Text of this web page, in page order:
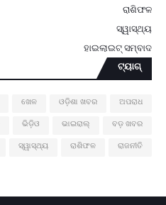
ରାଶିଫଳ
ସ୍ୱାସ୍ଥ୍ୟ
ହାଇଲାଇଟ୍ ସମ୍ବାଦ
ଟ୍ୟାଗ୍
ଅପରାଧ
ଓଡ଼ିଶା ଖବର
ଖେଳ
ବଡ଼ ଖବର
ଭାଇରାଲ୍
ଭିଡ଼ିଓ
ରାଜନୀତି
ରାଶିଫଳ
ସ୍ୱାସ୍ଥ୍ୟ